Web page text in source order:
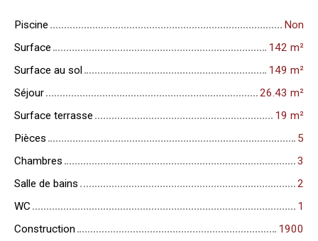
Piscine
Non
Surface
142 m²
Surface au sol
149 m²
Séjour
26.43 m²
Surface terrasse
19 m²
Pièces
5
Chambres
3
Salle de bains
2
WC
1
Construction
1900